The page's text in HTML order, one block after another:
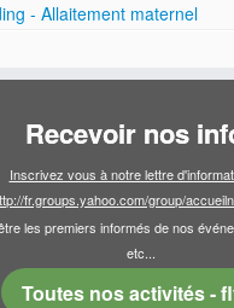
- Allaitement maternel
Recevoir nos
Inscrivez vous à notre lettre
fr.groups.yahoo.com/group/
les premiers informés de nos
etc...
Toutes nos activités -